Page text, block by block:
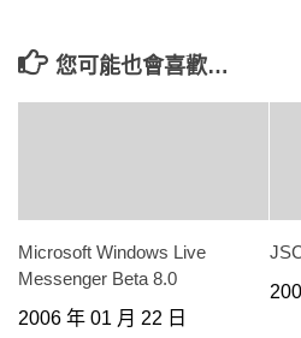
您可能也會喜歡…
Microsoft Windows Live
Messenger Beta 8.0
2006 年 01 月 22 日